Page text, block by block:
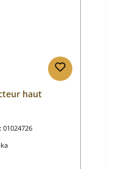
haut
01024726